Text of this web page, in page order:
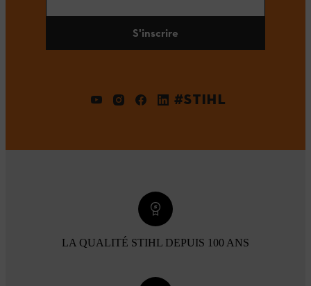
S'inscrire
#STIHL
LA QUALITÉ STIHL DEPUIS 100 ANS